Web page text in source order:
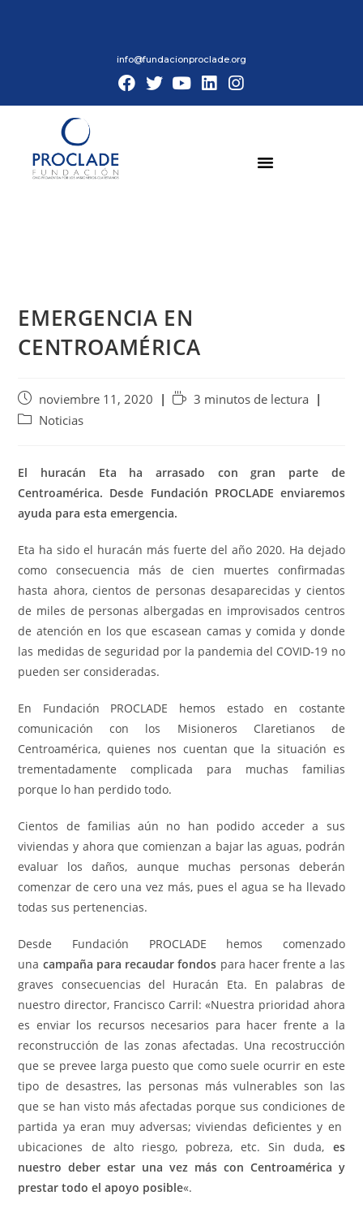
info@fundacionproclade.org
EMERGENCIA EN
CENTROAMÉRICA
noviembre 11, 2020
3 minutos de lectura
Noticias
El huracán Eta ha arrasado con gran parte de
Centroamérica. Desde Fundación PROCLADE enviaremos
ayuda para esta emergencia.
Eta ha sido el huracán más fuerte del año 2020. Ha dejado
como consecuencia más de cien muertes confirmadas
hasta ahora, cientos de personas desaparecidas y cientos
de miles de personas albergadas en improvisados centros
de atención en los que escasean camas y comida y donde
las medidas de seguridad por la pandemia del COVID-19 no
pueden ser consideradas.
En Fundación PROCLADE hemos estado en costante
comunicación con los Misioneros Claretianos de
Centroamérica, quienes nos cuentan que la situación es
trementadamente complicada para muchas familias
porque lo han perdido todo.
Cientos de familias aún no han podido acceder a sus
viviendas y ahora que comienzan a bajar las aguas, podrán
evaluar los daños, aunque muchas personas deberán
comenzar de cero una vez más, pues el agua se ha llevado
todas sus pertenencias.
Desde Fundación PROCLADE hemos comenzado
una campaña para recaudar fondos para hacer frente a las
graves consecuencias del Huracán Eta. En palabras de
nuestro director, Francisco Carril: «Nuestra prioridad ahora
es enviar los recursos necesarios para hacer frente a la
reconstrucción de las zonas afectadas. Una recostrucción
que se prevee larga puesto que como suele ocurrir en este
tipo de desastres, las personas más vulnerables son las
que se han visto más afectadas porque sus condiciones de
partida ya eran muy adversas; viviendas deficientes y en
ubicaciones de alto riesgo, pobreza, etc. Sin duda, es
nuestro deber estar una vez más con Centroamérica y
prestar todo el apoyo posible«.